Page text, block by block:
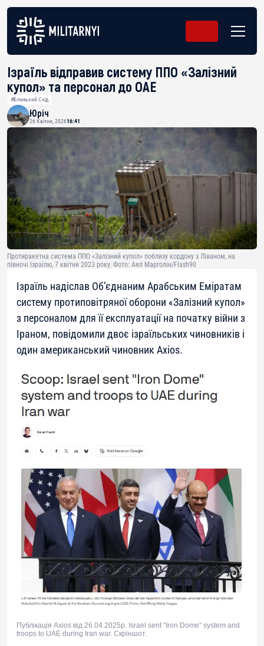
Ізраїль відправив систему ППО «Залізний
купол» та персонал до ОАЕ
#Близький Схід
Юріч
26 Квітня, 202616:41
Протиракетна система ППО «Залізний купол» поблизу кордону з Ліваном, на
півночі Ізраїлю, 7 квітня 2023 року. Фото: Аял Марголін/Flash90
Ізраїль надіслав Об’єднаним Арабським Еміратам
систему протиповітряної оборони «Залізний купол»
з персоналом для її експлуатації на початку війни з
Іраном, повідомили двоє ізраїльських чиновників і
один американський чиновник Axios.
Публікація Axios від 26.04.2025р. Israel sent “Iron Dome” system and
troops to UAE during Iran war. Скріншот.